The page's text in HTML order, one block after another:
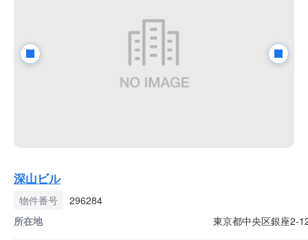
深山ビル
物件番号
296284
所在地
東京都中央区銀座2-